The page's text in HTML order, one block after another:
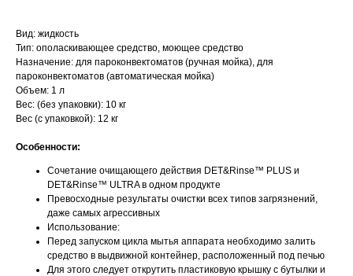
Вид: жидкость
Тип: ополаскивающее средство, моющее средство
Назначение: для пароконвектоматов (ручная мойка), для
пароконвектоматов (автоматическая мойка)
Объем: 1 л
Вес: (без упаковки): 10 кг
Вес (с упаковкой): 12 кг
Особенности:
Сочетание очищающего действия DET&Rinse™ PLUS и
DET&Rinse™ ULTRA в одном продукте
Превосходные результаты очистки всех типов загрязнений,
даже самых агрессивных
Использование:
Перед запуском цикла мытья аппарата необходимо залить
средство в выдвижной контейнер, расположенный под печью
Для этого следует открутить пластиковую крышку с бутылки и